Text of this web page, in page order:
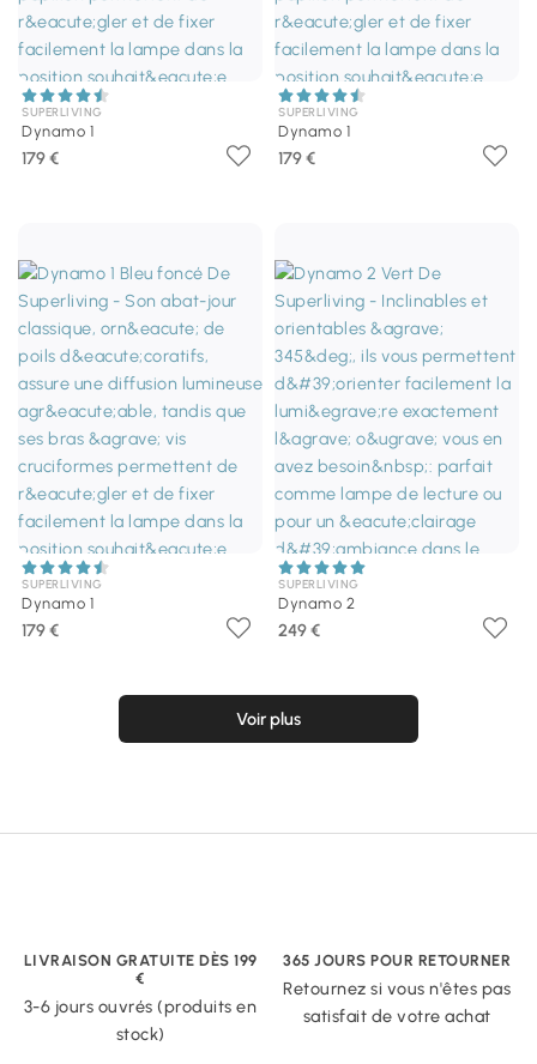
SUPERLIVING
Dynamo 1
179 €
SUPERLIVING
Dynamo 1
179 €
SUPERLIVING
Dynamo 1
179 €
SUPERLIVING
Dynamo 2
249 €
Voir plus
LIVRAISON GRATUITE DÈS 199
€
3-6 jours ouvrés (produits en
stock)
365 JOURS POUR RETOURNER
Retournez si vous n'êtes pas
satisfait de votre achat